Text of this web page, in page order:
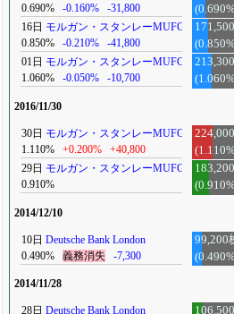
0.690%
-0.160% -31,800
16日 モルガン・スタンレーMUFG
0.850%
-0.210% -41,800
01日 モルガン・スタンレーMUFG
1.060%
-0.050% -10,700
2016/11/30
30日 モルガン・スタンレーMUFG
1.110%
+0.200% +40,800
29日 モルガン・スタンレーMUFG
0.910%
2014/12/10
10日 Deutsche Bank London
0.490%
義務消失 -7,300
99,200
2014/11/28
28日 Deutsche Bank London